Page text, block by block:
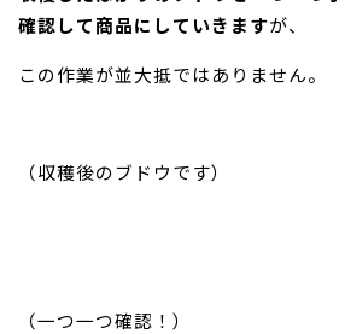
確認して商品にしていきますが、
この作業が並大抵ではありません。
（収穫後のブドウです）
（一つ一つ確認！）